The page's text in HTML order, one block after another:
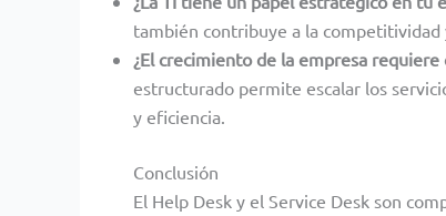
también contribuye a la competitividad
¿El crecimiento de la empresa
estructurado permite escalar los
y eficiencia.
Conclusión
El Help Desk y el Service Desk son